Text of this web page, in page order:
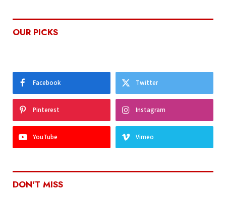
OUR PICKS
Facebook Twitter
Pinterest Instagram
YouTube Vimeo
DON'T MISS